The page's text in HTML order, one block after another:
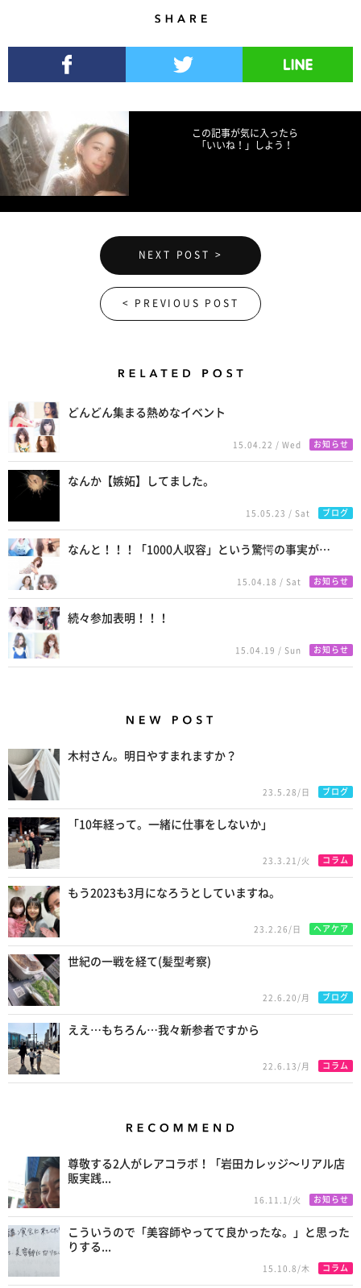
この記事が気に入ったら
「いいね！」しよう！
NEXT POST >
< PREVIOUS POST
どんどん集まる熱めなイベント
15.04.22 / Wed お知らせ
なんか【嫉妬】してました。
15.05.23 / Sat ブログ
なんと！！！「1000人収容」という驚愕の事実が…
15.04.18 / Sat お知らせ
続々参加表明！！！
15.04.19 / Sun お知らせ
木村さん。明日やすまれますか？
23.5.28/日 ブログ
「10年経って。一緒に仕事をしないか」
23.3.21/火 コラム
もう2023も3月になろうとしていますね。
23.2.26/日 ヘアケア
世紀の一戦を経て(髪型考察)
22.6.20/月 ブログ
ええ…もちろん…我々新参者ですから
22.6.13/月 コラム
尊敬する2人がレアコラボ！「岩田カレッジ〜リアル店
販実践...
16.11.1/火 お知らせ
こういうので「美容師やってて良かったな。」と思った
りする...
15.10.8/木 コラム